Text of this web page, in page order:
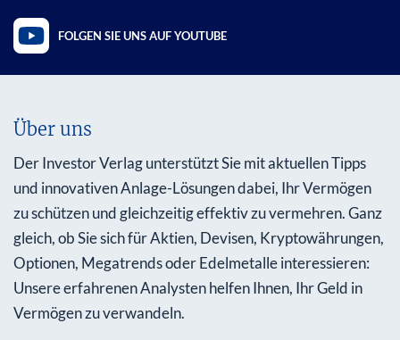
FOLGEN SIE UNS AUF YOUTUBE
Über uns
Der Investor Verlag unterstützt Sie mit aktuellen Tipps
und innovativen Anlage-Lösungen dabei, Ihr Vermögen
zu schützen und gleichzeitig effektiv zu vermehren. Ganz
gleich, ob Sie sich für Aktien, Devisen, Kryptowährungen,
Optionen, Megatrends oder Edelmetalle interessieren:
Unsere erfahrenen Analysten helfen Ihnen, Ihr Geld in
Vermögen zu verwandeln.